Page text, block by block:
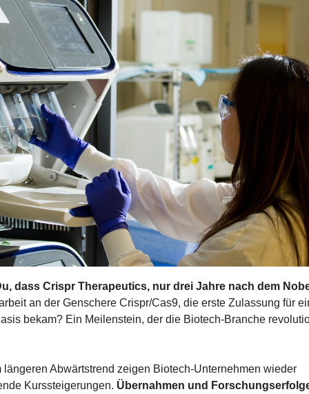
dass Crispr Therapeutics, nur drei Jahre nach dem
an der Genschere Crispr/Cas9, die erste Zulassung für
bekam? Ein Meilenstein, der die Biotech-Branche
längeren Abwärtstrend zeigen Biotech-Unternehmen wieder
Kurssteigerungen. Übernahmen und